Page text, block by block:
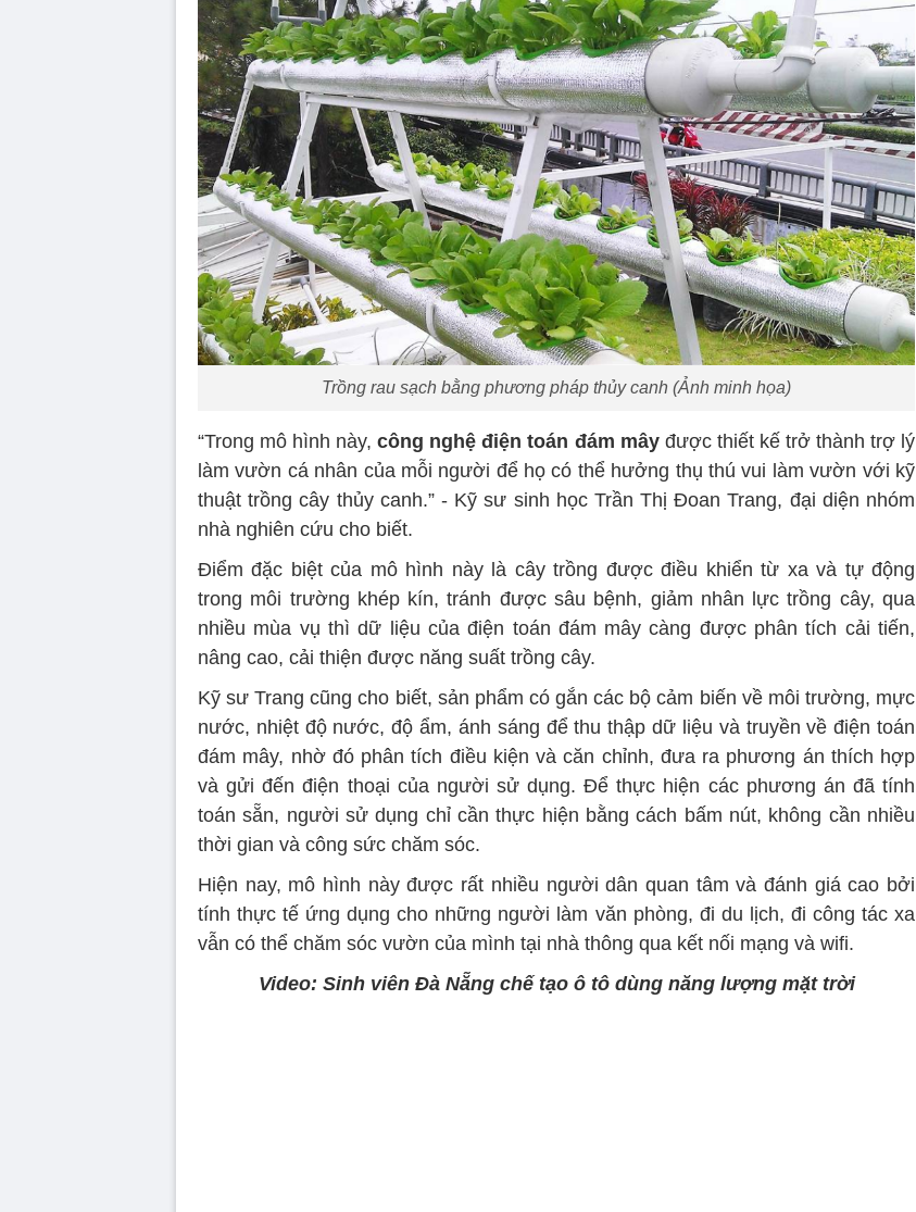
Trồng rau sạch bằng phương pháp thủy canh (Ảnh minh họa)
“Trong mô hình này,công nghệ điện toán đám mâyđược thiết kế trở thành trợ lý
làm vườn cá nhân của mỗi người để họ có thể hưởng thụ thú vui làm vườn với kỹ
thuật trồng cây thủy canh.” - Kỹ sư sinh học Trần Thị Đoan Trang, đại diện nhóm
nhà nghiên cứu cho biết.
Điểm đặc biệt của mô hình này là cây trồng được điều khiển từ xa và tự động
trong môi trường khép kín, tránh được sâu bệnh, giảm nhân lực trồng cây, qua
nhiều mùa vụ thì dữ liệu của điện toán đám mây càng được phân tích cải tiến,
nâng cao, cải thiện được năng suất trồng cây.
Kỹ sư Trang cũng cho biết, sản phẩm có gắn các bộ cảm biến về môi trường, mực
nước, nhiệt độ nước, độ ẩm, ánh sáng để thu thập dữ liệu và truyền về điện toán
đám mây, nhờ đó phân tích điều kiện và căn chỉnh, đưa ra phương án thích hợp
và gửi đến điện thoại của người sử dụng. Để thực hiện các phương án đã tính
toán sẵn, người sử dụng chỉ cần thực hiện bằng cách bấm nút, không cần nhiều
thời gian và công sức chăm sóc.
Hiện nay, mô hình này được rất nhiều người dân quan tâm và đánh giá cao bởi
tính thực tế ứng dụng cho những người làm văn phòng, đi du lịch, đi công tác xa
vẫn có thể chăm sóc vườn của mình tại nhà thông qua kết nối mạng và wifi.
Video: Sinh viên Đà Nẵng chế tạo ô tô dùng năng lượng mặt trời